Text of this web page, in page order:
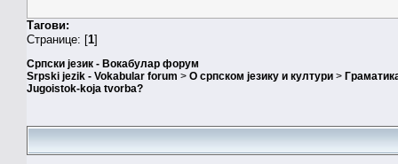
Тагови:
Странице: [1]
Српски језик - Вокабулар форум
Srpski jezik - Vokabular forum > О српском језику и култури >
Jugoistok-koja tvorba?